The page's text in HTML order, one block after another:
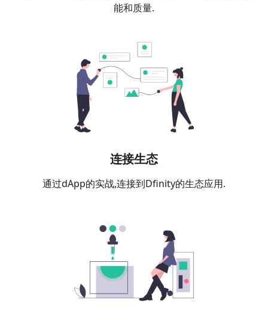
能和质量.
连接生态
通过dApp的实战,连接到Dfinity的生态应用.